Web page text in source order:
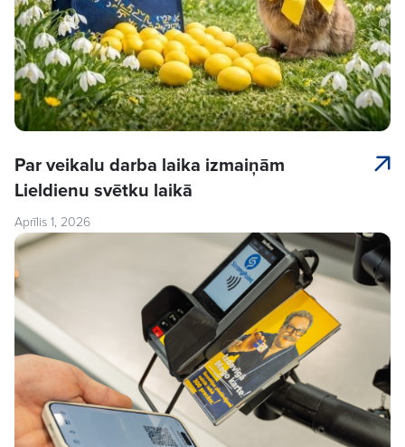
Par veikalu darba laika izmaiņām
Lieldienu svētku laikā
Aprīlis 1, 2026